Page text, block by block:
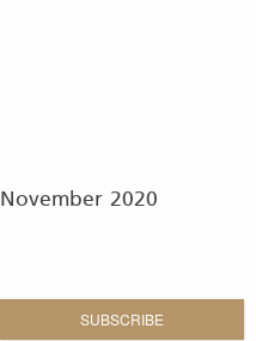
November 2020
SUBSCRIBE